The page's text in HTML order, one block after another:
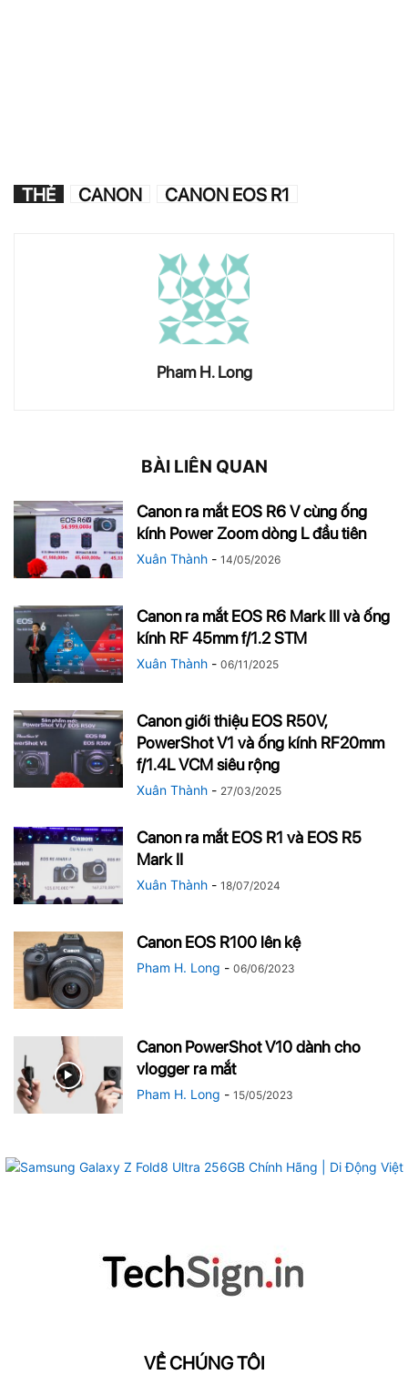
THẺ CANON CANON EOS R1
Pham H. Long
BÀI LIÊN QUAN
Canon ra mắt EOS R6 V cùng ống
kính Power Zoom dòng L đầu tiên
Xuân Thành - 14/05/2026
Canon ra mắt EOS R6 Mark III và ống
kính RF 45mm f/1.2 STM
Xuân Thành - 06/11/2025
Canon giới thiệu EOS R50V,
PowerShot V1 và ống kính RF20mm
f/1.4L VCM siêu rộng
Xuân Thành - 27/03/2025
Canon ra mắt EOS R1 và EOS R5
Mark II
Xuân Thành - 18/07/2024
Canon EOS R100 lên kệ
Pham H. Long - 06/06/2023
Canon PowerShot V10 dành cho
vlogger ra mắt
Pham H. Long - 15/05/2023
VỀ CHÚNG TÔI